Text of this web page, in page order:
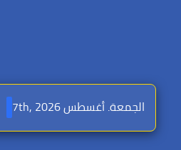
الجمعة. أغسطس 7th, 2026